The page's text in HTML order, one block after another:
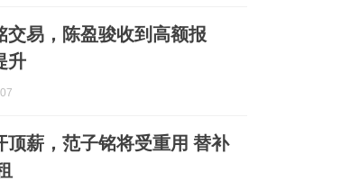
交易，陈盈骏收到高额报
升
顶薪，范子铭将受重用 替补